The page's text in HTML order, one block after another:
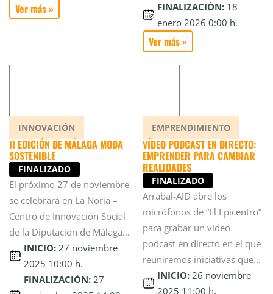
Ver más »
FINALIZACIÓN: 18
enero 2026 0:00 h.
Ver más »
INNOVACIÓN
II EDICIÓN DE MÁLAGA MODA
SOSTENIBLE
FINALIZADO
El próximo 27 de noviembre
se celebrará en La Noria –
Centro de Innovación Social
de la Diputación de Málaga...
INICIO: 27 noviembre
2025 10:00 h.
FINALIZACIÓN: 27
EMPRENDIMIENTO
VÍDEO PODCAST EN DIRECTO:
EMPRENDER PARA CAMBIAR
REALIDADES
FINALIZADO
Arrabal-AID abre los
micrófonos de “El Epicentro”
para grabar un vídeo
podcast en directo en el que
reuniremos iniciativas que...
INICIO: 26 noviembre
2025 11:00 h.